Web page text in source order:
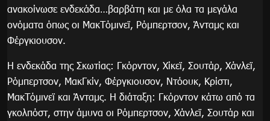
ανακοίνωσε ενδεκάδα…βαρβάτη και με όλα τα μεγάλα
ονόματα όπως οι ΜακΤόμινεϊ, Ρόμπερτσον, Άνταμς και
Φέργκιουσον.
Η ενδεκάδα της Σκωτίας: Γκόρντον, Χίκεϊ, Σουτάρ, Χάνλεϊ,
Ρόμπερτσον, ΜακΓκίν, Φέργκιουσον, Ντόουκ, Κρίστι,
ΜακΤόμινεϊ και Άνταμς. Η διάταξη: Γκόρντον κάτω από τα
γκολπόστ, στην άμυνα οι Ρόμπερτσον, Χάνλεϊ, Σουτάρ και